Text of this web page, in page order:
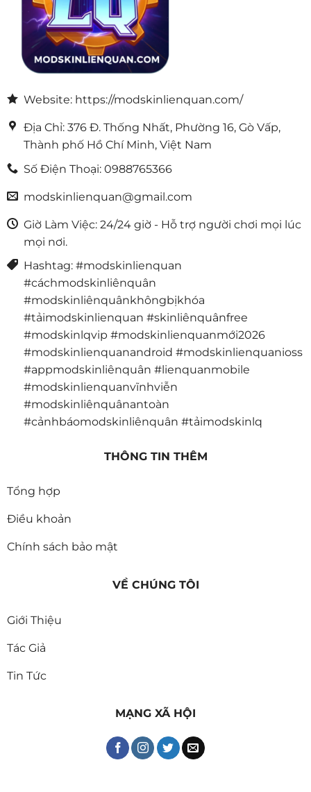
Website: https://modskinlienquan.com/
Địa Chỉ: 376 Đ. Thống Nhất, Phường 16, Gò Vấp,
Thành phố Hồ Chí Minh, Việt Nam
Số Điện Thoại: 0988765366
modskinlienquan@gmail.com
Giờ Làm Việc: 24/24 giờ - Hỗ trợ người chơi mọi lúc
mọi nơi.
Hashtag: #modskinlienquan
#cáchmodskinliênquân
#modskinliênquânkhôngbịkhóa
#tảimodskinlienquan #skinliênquânfree
#modskinlqvip #modskinlienquanmới2026
#modskinlienquanandroid #modskinlienquanioss
#appmodskinliênquân #lienquanmobile
#modskinlienquanvĩnhviễn
#modskinliênquânantoàn
#cảnhbáomodskinliênquân #tảimodskinlq
THÔNG TIN THÊM
Tổng hợp
Điều khoản
Chính sách bảo mật
VỀ CHÚNG TÔI
Giới Thiệu
Tác Giả
Tin Tức
MẠNG XÃ HỘI